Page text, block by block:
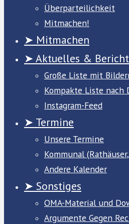
Überparteilichkeit
Mitmachen!
➤ Mitmachen
➤ Aktuelles &
Große Liste mit
Kompakte Liste nach
Instagram-Feed
➤ Termine
Unsere Termine
Kommunal
Andere Kalender
➤ Sonstiges
OMA-Material und
Argumente Gegen